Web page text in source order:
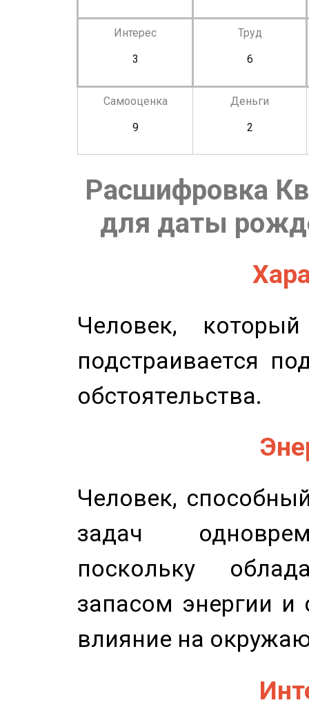
Интерес
3
Труд
6
Самооценка
9
Деньги
2
Расшифровка
для даты
Человек,
подстраивается
обстоятельства.
Человек,
задач
поскольку
запасом энергии и
влияние на